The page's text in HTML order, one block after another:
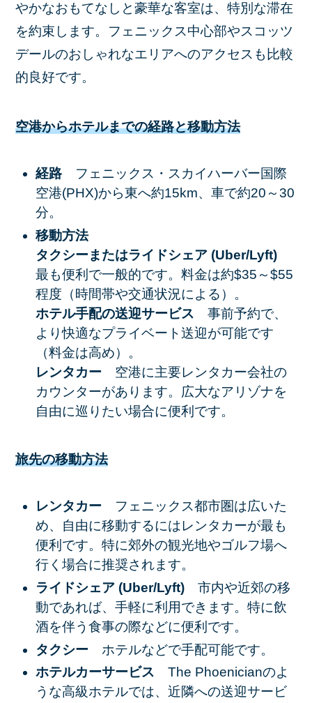
やかなおもてなしと豪華な客室は、特別な滞在
を約束します。フェニックス中心部やスコッツ
デールのおしゃれなエリアへのアクセスも比較
的良好です。
空港からホテルまでの経路と移動方法
経路
フェニックス・スカイハーバー国際
空港(PHX)から東へ約15km、車で約20～30
分。
移動方法
タクシーまたはライドシェア (Uber/Lyft)
最も便利で一般的です。料金は約$35～$55
程度（時間帯や交通状況による）。
ホテル手配の送迎サービス 事前予約で、
より快適なプライベート送迎が可能です
（料金は高め）。
レンタカー 空港に主要レンタカー会社の
カウンターがあります。広大なアリゾナを
自由に巡りたい場合に便利です。
旅先の移動方法
レンタカー
フェニックス都市圏は広いた
め、自由に移動するにはレンタカーが最も
便利です。特に郊外の観光地やゴルフ場へ
行く場合に推奨されます。
ライドシェア (Uber/Lyft) 市内や近郊の移
動であれば、手軽に利用できます。特に飲
酒を伴う食事の際などに便利です。
タクシー ホテルなどで手配可能です。
ホテルカーサービス The Phoenicianのよ
うな高級ホテルでは、近隣への送迎サービ